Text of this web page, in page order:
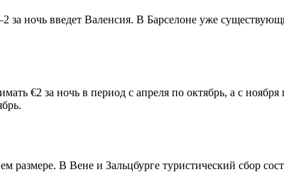
за ночь введет Валенсия. В Барселоне уже
€2 за ночь в период с апреля по октябрь, а с
размере. В Вене и Зальцбурге туристический сбор